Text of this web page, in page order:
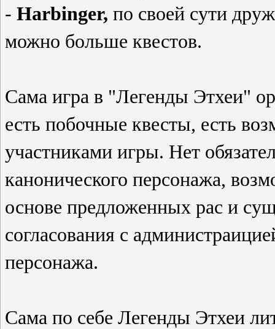
- Harbinger, по своей сути
можно больше квестов.
Сама игра в "Легенды Этхеи"
есть побочные квесты, есть
участниками игры. Нет
канонического персонажа,
основе предложенных рас и
согласования с
персонажа.
Сама по себе Легенды Этхеи